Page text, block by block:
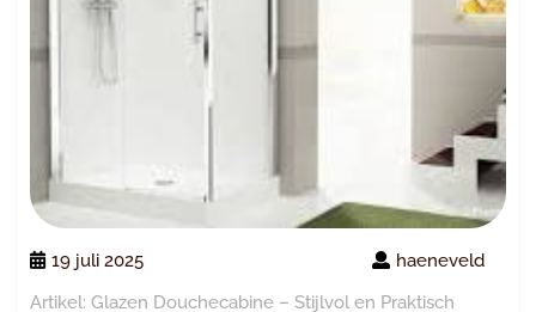
19 juli 2025
haeneveld
Artikel: Glazen Douchecabine – Stijlvol en Praktisch